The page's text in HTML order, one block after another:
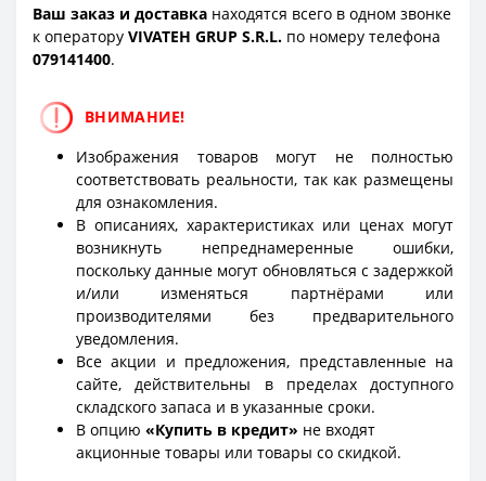
Ваш заказ и доставка находятся всего в одном звонке
к оператору VIVATEH GRUP S.R.L. по номеру телефона
079141400.
ВНИМАНИЕ!
Изображения товаров могут не полностью
соответствовать реальности, так как размещены
для ознакомления.
В описаниях, характеристиках или ценах могут
возникнуть непреднамеренные ошибки,
поскольку данные могут обновляться с задержкой
и/или изменяться партнёрами или
производителями без предварительного
уведомления.
Все акции и предложения, представленные на
сайте, действительны в пределах доступного
складского запаса и в указанные сроки.
В опцию «Купить в кредит» не входят
акционные товары или товары со скидкой.